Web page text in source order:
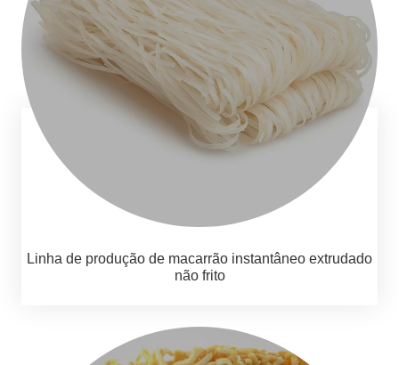
Linha de produção de macarrão instantâneo extrudado
não frito